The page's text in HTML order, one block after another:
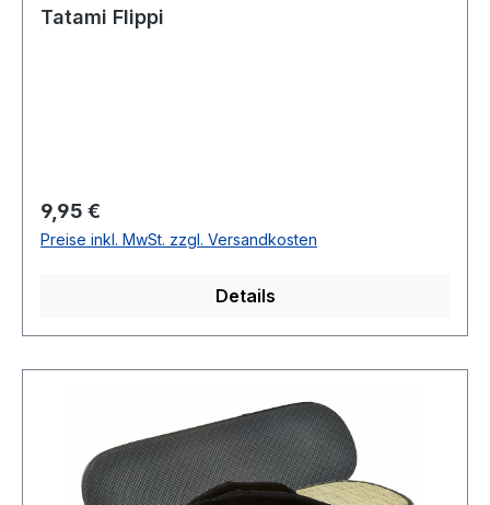
Tatami Flippi
Regulärer Preis:
9,95 €
Preise inkl. MwSt. zzgl. Versandkosten
Details